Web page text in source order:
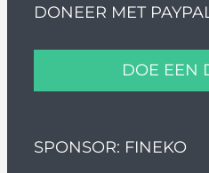
DONEER MET
DOE EEN
SPONSOR: FINEKO